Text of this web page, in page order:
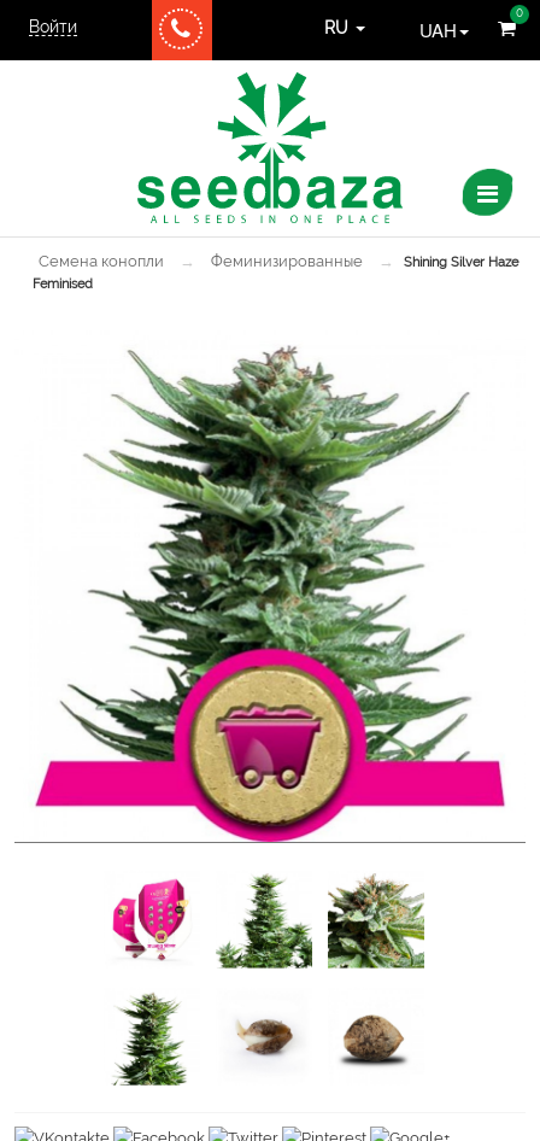
Войти
0
RU UAH
Семена конопли → Феминизированные →
Shining Silver Haze
Feminised